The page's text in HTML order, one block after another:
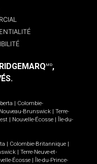
MD,
| Colombie-
Nouveau-Brunswick | Terre-
| Nouvelle-Écosse | Île-du-
| Colombie-Britannique |
| Terre-Neuve-et-
Écosse | Île-du-Prince-